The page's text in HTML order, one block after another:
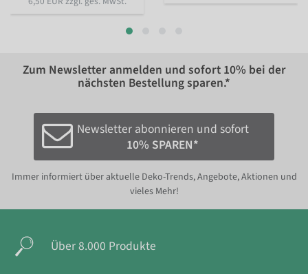
Zum Newsletter anmelden und sofort 10% bei der
nächsten Bestellung sparen.*
Newsletter abonnieren und sofort
10% SPAREN*
Immer informiert über aktuelle Deko-Trends, Angebote, Aktionen und
vieles Mehr!
Über 8.000 Produkte